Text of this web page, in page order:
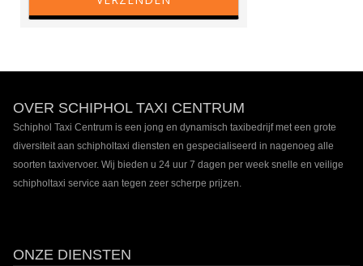
Footer
inhoud
OVER SCHIPHOL TAXI CENTRUM
Schiphol Taxi Centrum is een jong en dynamisch taxibedrijf met een grote
diversiteit aan schipholtaxi diensten en gespecialiseerd in nagenoeg alle
soorten taxivervoer. Wij bieden u 24 uur 7 dagen per week snelle en veilige
schipholtaxi service aan tegen zeer scherpe prijzen.
ONZE DIENSTEN